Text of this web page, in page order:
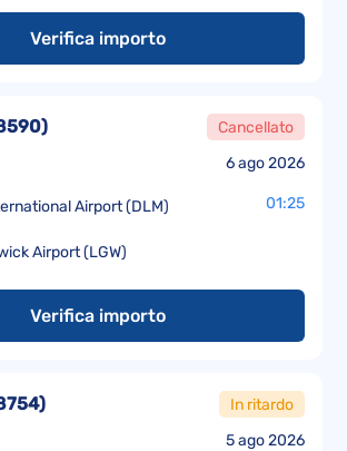
Verifica importo
6 ago 2026
) Cancellato
Airport (DLM) 01:25
Airport (LGW)
Verifica importo
5 ago 2026
) In ritardo